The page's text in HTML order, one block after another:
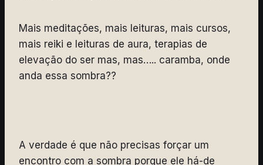
Mais meditações, mais leituras, mais cursos,
mais reiki e leituras de aura, terapias de
elevação do ser mas, mas….. caramba, onde
anda essa sombra??
A verdade é que não precisas forçar um
encontro com a sombra porque ele há-de